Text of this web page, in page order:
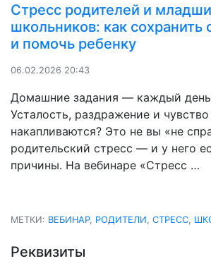
Стресс родителей и
школьников: как сохранить
и помочь ребенку
06.02.2026 20:43
Домашние задания — каждый день
Усталость, раздражение и
накапливаются? Это не вы «не
родительский стресс — и у него
причины. На вебинаре «Стресс …
МЕТКИ: ВЕБИНАР, РОДИТЕЛИ, СТРЕСС,
Реквизиты